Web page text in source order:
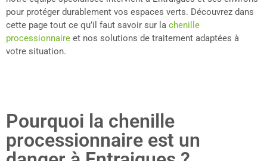
pour protéger durablement vos espaces verts. Découvrez dans
cette page tout ce qu’il faut savoir sur la chenille
processionnaire et nos solutions de traitement adaptées à
votre situation.
Pourquoi la chenille
processionnaire est un